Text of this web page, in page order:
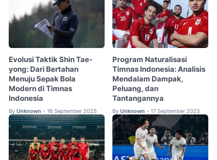
Evolusi Taktik Shin Tae-
yong: Dari Bertahan
Menuju Sepak Bola
Modern di Timnas
Indonesia
By Unknown • 16 September 2025
Program Naturalisasi
Timnas Indonesia: Analisis
Mendalam Dampak,
Peluang, dan
Tantangannya
By Unknown • 17 September 2025